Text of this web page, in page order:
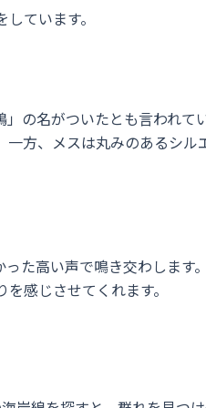
ています。
の名がついたとも言われて
方、メスは丸みのあるシル
た高い声で鳴き交わします
感じさせてくれます。